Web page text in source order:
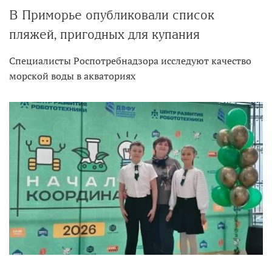
В Приморье опубликовали список
пляжей, пригодных для купания
Специалисты Роспотребнадзора исследуют качество
морской воды в акваториях